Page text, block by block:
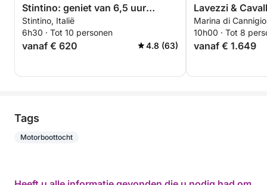
Stintino: geniet van 6,5 uur
ontdekkingstocht aan boord van
een 14 meter lange motorboot.
Stintino, Italië
6h30 · Tot 10 personen
vanaf € 620 4.8 (63)
Lavezzi &
Marina di
10h00 · Tot 8
vanaf € 1.649
Tags
Motorboottocht